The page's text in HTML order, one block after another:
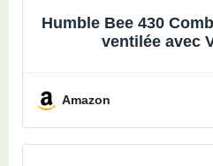
Humble Bee 430
ventilée avec
Amazon